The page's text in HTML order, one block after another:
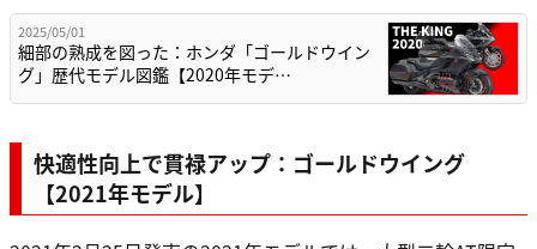
2025/05/01
細部の熟成を図った：ホンダ「ゴールドウイン
グ」歴代モデル図鑑【2020年モデ…
快適性向上で貫禄アップ：ゴールドウイング
【2021年モデル】